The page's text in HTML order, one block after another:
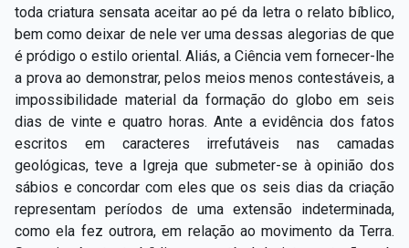
toda criatura sensata aceitar ao pé da letra o relato bíblico,
bem como deixar de nele ver uma dessas alegorias de que
é pródigo o estilo oriental. Aliás, a Ciência vem fornecer-lhe
a prova ao demonstrar, pelos meios menos contestáveis, a
impossibilidade material da formação do globo em seis
dias de vinte e quatro horas. Ante a evidência dos fatos
escritos em caracteres irrefutáveis nas camadas
geológicas, teve a Igreja que submeter-se à opinião dos
sábios e concordar com eles que os seis dias da criação
representam períodos de uma extensão indeterminada,
como ela fez outrora, em relação ao movimento da Terra.